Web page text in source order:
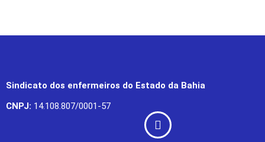
Sindicato dos enfermeiros do Estado da Bahia
CNPJ: 14.108.807/0001-57